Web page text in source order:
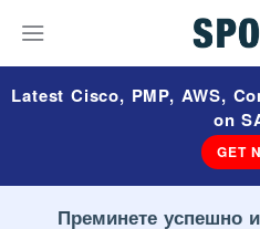
Latest Cisco, PMP, AWS,
on
GET
Преминете успешно